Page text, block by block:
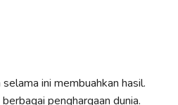
ini membuahkan hasil.
penghargaan dunia.